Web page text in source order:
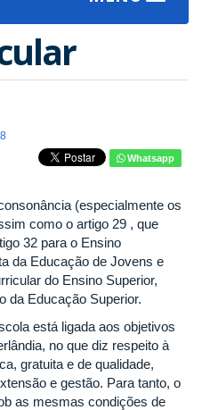
Whatsapp
(especialmente os
como o artigo 29 , que
32 para o Ensino
da Educação de Jovens e
do Ensino Superior,
da Educação Superior.
está ligada aos objetivos
no que diz respeito à
gratuita e de qualidade,
e gestão. Para tanto, o
as mesmas condições de